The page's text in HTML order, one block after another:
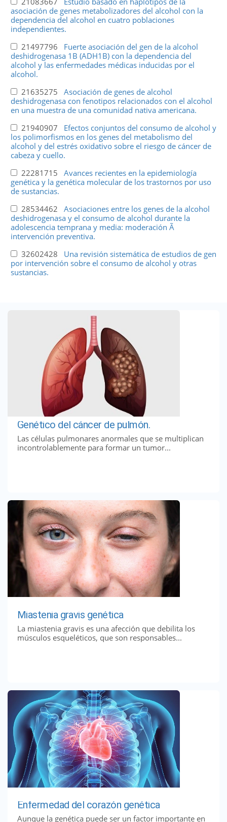
asociación de genes metabolizadores del alcohol con la
dependencia del alcohol en cuatro poblaciones
independientes.
21497796 Fuerte asociación del gen de la alcohol
deshidrogenasa 1B (ADH1B) con la dependencia del
alcohol y las enfermedades médicas inducidas por el
alcohol.
21635275 Asociación de genes de alcohol
deshidrogenasa con fenotipos relacionados con el alcohol
en una muestra de una comunidad nativa americana.
21940907 Efectos conjuntos del consumo de alcohol y
los polimorfismos en los genes del metabolismo del
alcohol y del estrés oxidativo sobre el riesgo de cáncer de
cabeza y cuello.
22281715 Avances recientes en la epidemiología
genética y la genética molecular de los trastornos por uso
de sustancias.
28534462 Asociaciones entre los genes de la alcohol
deshidrogenasa y el consumo de alcohol durante la
adolescencia temprana y media: moderación Ã
intervención preventiva.
32602428 Una revisión sistemática de estudios de gen
por intervención sobre el consumo de alcohol y otras
sustancias.
Genético del cáncer de pulmón.
Las células pulmonares anormales que se multiplican
incontrolablemente para formar un tumor...
Miastenia gravis genética
La miastenia gravis es una afección que debilita los
músculos esqueléticos, que son responsables...
Enfermedad del corazón genética
Aunque la genética puede ser un factor importante en